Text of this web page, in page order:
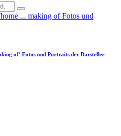
of‘ Fotos und Portraits der Darsteller